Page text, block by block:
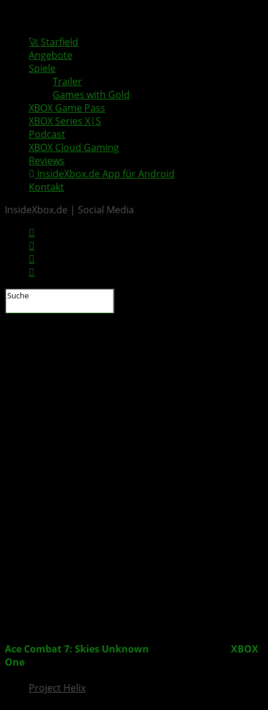
🚀 Starfield
Angebote
Spiele
Trailer
Games with Gold
XBOX Game Pass
XBOX Series X|S
Podcast
XBOX Cloud Gaming
Reviews
InsideXbox.de App für Android
Kontakt
InsideXbox.de | Social Media
Ace Combat 7: Skies Unknown
XBOX
One
Project Helix